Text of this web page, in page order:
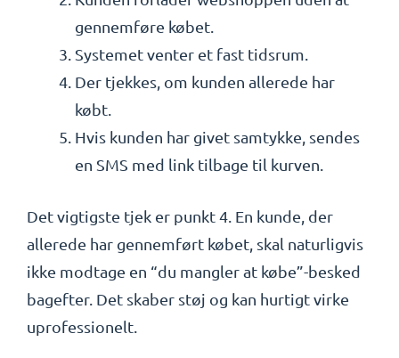
gennemføre købet.
Systemet venter et fast tidsrum.
Der tjekkes, om kunden allerede har
købt.
Hvis kunden har givet samtykke, sendes
en SMS med link tilbage til kurven.
Det vigtigste tjek er punkt 4. En kunde, der
allerede har gennemført købet, skal naturligvis
ikke modtage en “du mangler at købe”-besked
bagefter. Det skaber støj og kan hurtigt virke
uprofessionelt.